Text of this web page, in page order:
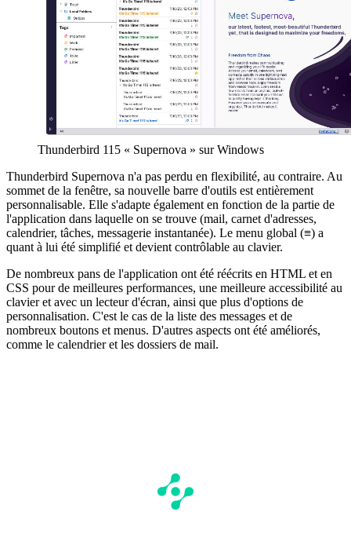
Thunderbird 115 « Supernova » sur Windows
Thunderbird Supernova n'a pas perdu en flexibilité, au contraire. Au
sommet de la fenêtre, sa nouvelle barre d'outils est entièrement
personnalisable. Elle s'adapte également en fonction de la partie de
l'application dans laquelle on se trouve (mail, carnet d'adresses,
calendrier, tâches, messagerie instantanée). Le menu global (≡) a
quant à lui été simplifié et devient contrôlable au clavier.
De nombreux pans de l'application ont été réécrits en HTML et en
CSS pour de meilleures performances, une meilleure accessibilité au
clavier et avec un lecteur d'écran, ainsi que plus d'options de
personnalisation. C'est le cas de la liste des messages et de
nombreux boutons et menus. D'autres aspects ont été améliorés,
comme le calendrier et les dossiers de mail.